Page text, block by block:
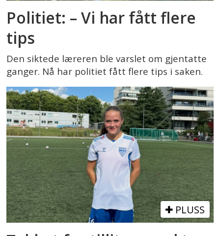
Politiet: – Vi har fått flere
tips
Den siktede læreren ble varslet om gjentatte
ganger. Nå har politiet fått flere tips i saken.
PLUSS